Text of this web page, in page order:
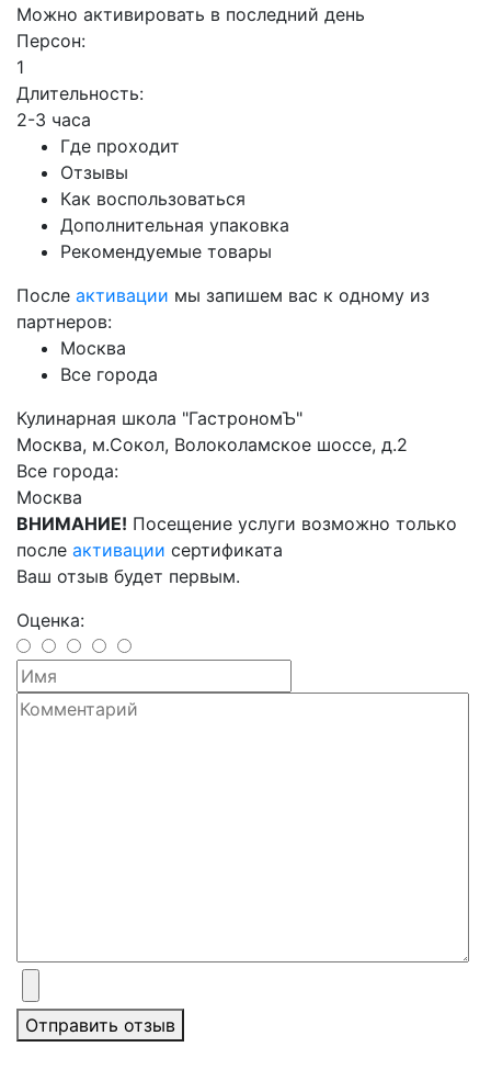
Можно активировать в последний день
Персон:
1
Длительность:
2-3 часа
Где проходит
Отзывы
Как воспользоваться
Дополнительная упаковка
Рекомендуемые товары
После активации мы запишем вас к одному из
партнеров:
Москва
Все города
Кулинарная школа "ГастрономЪ"
Москва, м.Сокол, Волоколамское шоссе, д.2
Все города:
Москва
ВНИМАНИЕ! Посещение услуги возможно только
после активации сертификата
Ваш отзыв будет первым.
Оценка:
Отправить отзыв